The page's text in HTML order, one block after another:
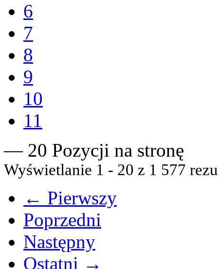
6
7
8
9
10
11
— 20 Pozycji na stronę
Wyświetlanie 1 - 20 z 1 577
← Pierwszy
Poprzedni
Następny
Ostatni →